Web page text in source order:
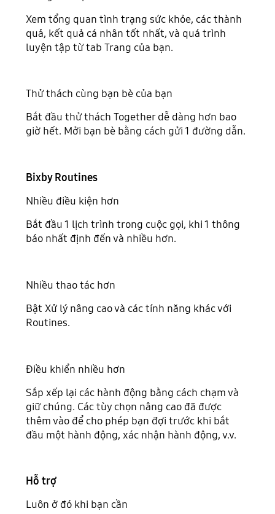
Xem tổng quan tình trạng sức khỏe, các thành
quả, kết quả cá nhân tốt nhất, và quá trình
luyện tập từ tab Trang của bạn.
Thử thách cùng bạn bè của bạn
Bắt đầu thử thách Together dễ dàng hơn bao
giờ hết. Mởi bạn bè bằng cách gửi 1 đường dẫn.
Bixby Routines
Nhiều điều kiện hơn
Bắt đầu 1 lịch trình trong cuộc gọi, khi 1 thông
báo nhất định đến và nhiều hơn.
Nhiều thao tác hơn
Bật Xử lý nâng cao và các tính năng khác với
Routines.
Điều khiển nhiều hơn
Sắp xếp lại các hành động bằng cách chạm và
giữ chúng. Các tùy chọn nâng cao đã được
thêm vào để cho phép bạn đợi trước khi bắt
đầu một hành động, xác nhận hành động, v.v.
Hỗ trợ
Luôn ở đó khi bạn cần